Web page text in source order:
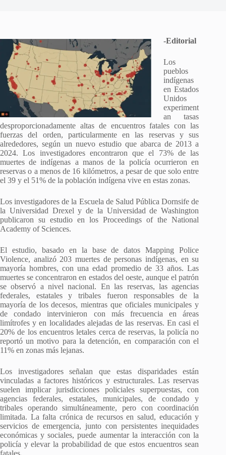
-Editorial
Los
pueblos
indígenas
en Estados
Unidos
experiment
an tasas
desproporcionadamente altas de encuentros fatales con las
fuerzas del orden, particularmente en las reservas y sus
alrededores, según un nuevo estudio que abarca de 2013 a
2024. Los investigadores encontraron que el 73% de las
muertes de indígenas a manos de la policía ocurrieron en
reservas o a menos de 16 kilómetros, a pesar de que solo entre
el 39 y el 51% de la población indígena vive en estas zonas.
Los investigadores de la Escuela de Salud Pública Dornsife de
la Universidad Drexel y de la Universidad de Washington
publicaron su estudio en los Proceedings of the National
Academy of Sciences.
El estudio, basado en la base de datos Mapping Police
Violence, analizó 203 muertes de personas indígenas, en su
mayoría hombres, con una edad promedio de 33 años. Las
muertes se concentraron en estados del oeste, aunque el patrón
se observó a nivel nacional. En las reservas, las agencias
federales, estatales y tribales fueron responsables de la
mayoría de los decesos, mientras que oficiales municipales y
de condado intervinieron con más frecuencia en áreas
limítrofes y en localidades alejadas de las reservas. En casi el
20% de los encuentros letales cerca de reservas, la policía no
reportó un motivo para la detención, en comparación con el
11% en zonas más lejanas.
Los investigadores señalan que estas disparidades están
vinculadas a factores históricos y estructurales. Las reservas
suelen implicar jurisdicciones policiales superpuestas, con
agencias federales, estatales, municipales, de condado y
tribales operando simultáneamente, pero con coordinación
limitada. La falta crónica de recursos en salud, educación y
servicios de emergencia, junto con persistentes inequidades
económicas y sociales, puede aumentar la interacción con la
policía y elevar la probabilidad de que estos encuentros sean
fatales.